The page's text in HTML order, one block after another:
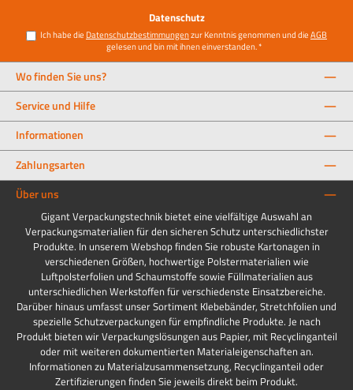
Datenschutz
Ich habe die Datenschutzbestimmungenzur Kenntnis genommen und dieAGB
gelesen und bin mit ihnen einverstanden.*
Wo finden Sie uns?
Service und Hilfe
Informationen
Zahlungsarten
Über uns
Gigant Verpackungstechnik bietet eine vielfältige Auswahl an
Verpackungsmaterialien für den sicheren Schutz unterschiedlichster
Produkte. In unserem Webshop finden Sie robuste Kartonagen in
verschiedenen Größen, hochwertige Polstermaterialien wie
Luftpolsterfolien und Schaumstoffe sowie Füllmaterialien aus
unterschiedlichen Werkstoffen für verschiedenste Einsatzbereiche.
Darüber hinaus umfasst unser Sortiment Klebebänder, Stretchfolien und
spezielle Schutzverpackungen für empfindliche Produkte. Je nach
Produkt bieten wir Verpackungslösungen aus Papier, mit Recyclinganteil
oder mit weiteren dokumentierten Materialeigenschaften an.
Informationen zu Materialzusammensetzung, Recyclinganteil oder
Zertifizierungen finden Sie jeweils direkt beim Produkt.